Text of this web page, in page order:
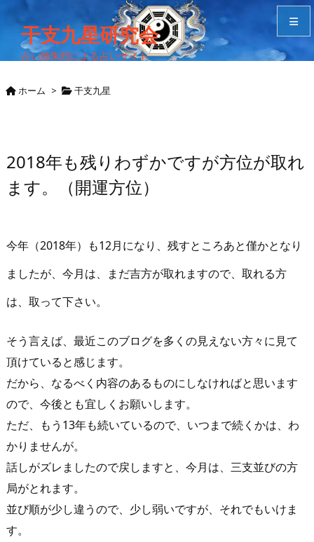
干支九星研究会
占い師朱烈による占いサイト
ホーム > 干支九星
2018年も残りわずかですが方位が取れ
ます。（開運方位）
今年（2018年）も12月になり、残すところあと僅かとなり
ましたが、今月は、まだ吉方が取れますので、取れる方
は、取って下さい。
そう言えば、最近このブログを多くの見えない方々に見て
頂けていると感じます。
だから、なるべく内容のあるものにしなければと思います
ので、今後とも宜しくお願いします。
ただ、もう13年も続いているので、いつまで続くかは、わ
かりませんが。
話しがズレましたので戻しますと、今月は、三支並びの方
局がとれます。
並び順が少し違うので、少し弱いですが、それでもいけま
す。